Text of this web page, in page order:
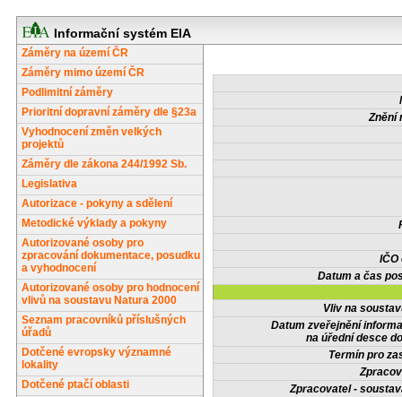
Informační systém EIA
Záměry na území ČR
Záměry mimo území ČR
Podlimitní záměry
Prioritní dopravní záměry dle §23a
Vyhodnocení změn velkých
projektů
Záměry dle zákona 244/1992 Sb.
Legislativa
Autorizace - pokyny a sdělení
Metodické výklady a pokyny
Autorizované osoby pro
zpracování dokumentace, posudku
a vyhodnocení
Autorizované osoby pro hodnocení
vlivů na soustavu Natura 2000
Seznam pracovníků příslušných
úřadů
Dotčené evropsky významné
lokality
Dotčené ptačí oblasti
Znění
IČO
Datum a čas
Vliv na
Datum zveřejnění
na úřední desce
Termín pro
Zpracovatel -